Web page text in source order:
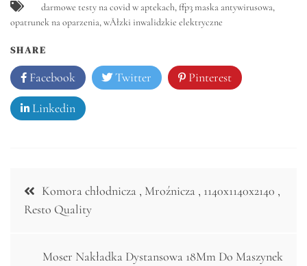
darmowe testy na covid w aptekach,ffp3 maska antywirusowa,
opatrunek na oparzenia,wĂłzki inwalidzkie elektryczne
SHARE
Facebook Twitter Pinterest
Linkedin
Nawigacja
wpisu
Komora chłodnicza , Mroźnicza , 1140x1140x2140 ,
Resto Quality
Moser Nakładka Dystansowa 18Mm Do Maszynek